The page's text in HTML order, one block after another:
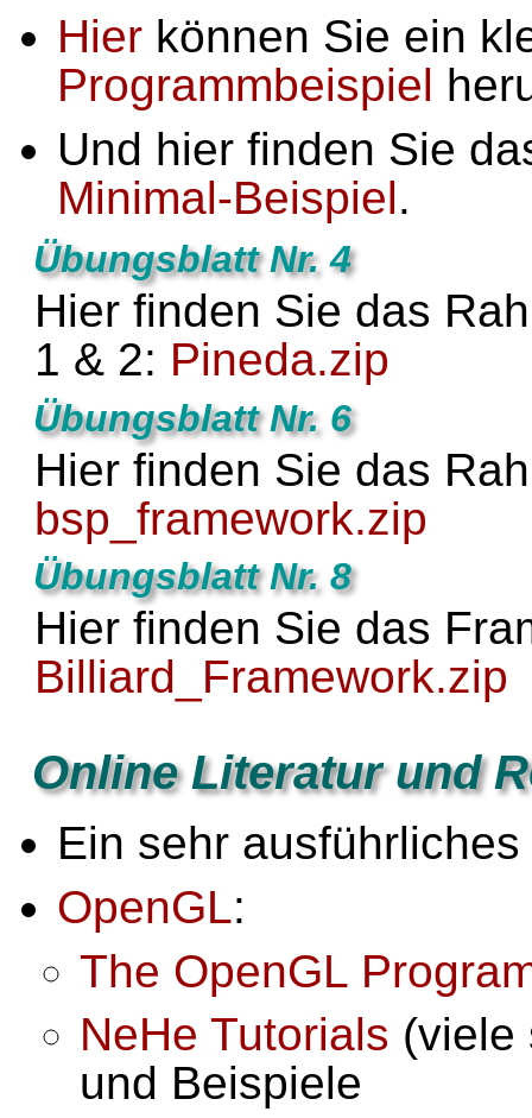
Hier können Sie ein
Programmbeispiel
Und hier finden Sie
Minimal-Beispiel.
Übungsblatt Nr. 4
Hier finden Sie das
1 & 2: Pineda.zip
Übungsblatt Nr. 6
Hier finden Sie das
bsp_framework.zip
Übungsblatt Nr. 8
Hier finden Sie das
Billiard_Framework.zip
Online Literatur und
Ein sehr
OpenGL:
The OpenGL
NeHe Tutorials (viele
und Beispiele